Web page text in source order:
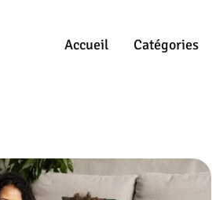
Accueil Catégories